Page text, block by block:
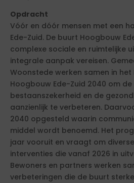
Opdracht
Vóór en dóór mensen met een
Ede-Zuid. De buurt Hoogbouw
complexe sociale en ruimtelijke
integrale aanpak vereisen.
Woonstede werken samen in
Hoogbouw Ede-Zuid 2040 om
bestaanszekerheid en de
aanzienlijk te verbeteren.
2040 opgesteld waarin
middel wordt benoemd. Het
jaar vooruit en vraagt om
interventies die vanaf 2026 in
Bewoners en partners werken
verbeteringen die de buurt